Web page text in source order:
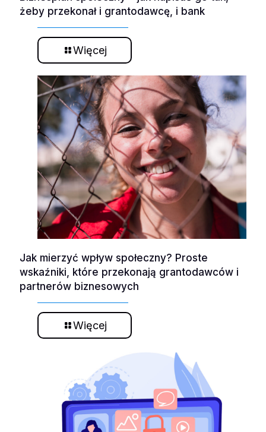
żeby przekonał i grantodawcę, i bank
Więcej
Jak mierzyć wpływ społeczny? Proste
wskaźniki, które przekonają grantodawców i
partnerów biznesowych
Więcej